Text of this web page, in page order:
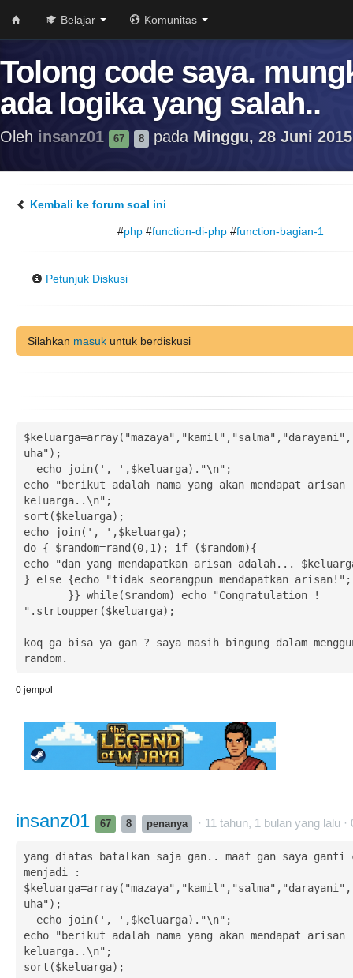
Belajar Komunitas
Tolong code saya.
ada logika yang salah..
Oleh insanz01 67 8 pada Minggu, 28 Juni
Kembali ke forum soal ini
#php #function-di-php #function-bagian-1
Petunjuk Diskusi
Silahkan masuk untuk berdiskusi
uha");
echo "berikut adalah nama yang akan mendapat arisan
keluarga..\n";
sort($keluarga);
echo join(', ',$keluarga);
do { $random=rand(0,1); if ($random){
echo "dan yang mendapatkan arisan adalah...
} else {echo "tidak seorangpun mendapatkan arisan!";
".strtoupper($keluarga);
koq ga bisa ya gan ? saya masih bingung dalam
random.
0 jempol
insanz01 67 8 penanya · 11 tahun, 1 bulan yang lalu ·
yang diatas batalkan saja gan.. maaf gan saya ganti
menjadi :
uha");
echo "berikut adalah nama yang akan mendapat arisan
keluarga..\n";
sort($keluarga);